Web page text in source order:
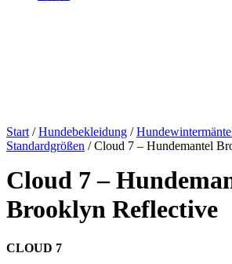
Start /Hundebekleidung /
Standardgrößen / Cloud 7 – Hundemantel
Cloud 7 –
Brooklyn Reflective
CLOUD 7